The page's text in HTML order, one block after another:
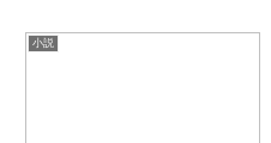
小説